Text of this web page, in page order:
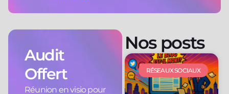
Audit
Offert
Réunion en visio pour
Nos posts
RÉSEAUX SOCIAUX